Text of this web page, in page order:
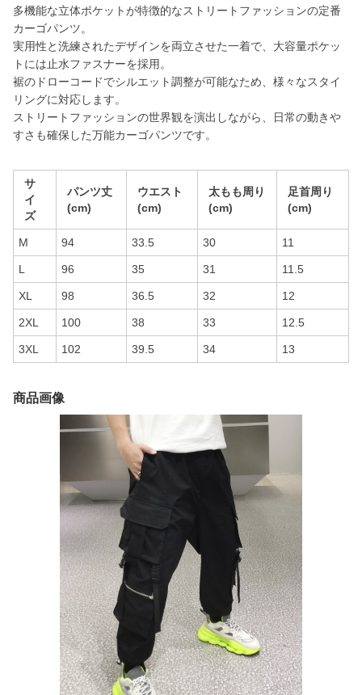
多機能な立体ポケットが特徴的なストリートファッションの定番
カーゴパンツ。
実用性と洗練されたデザインを両立させた一着で、大容量ポケッ
トには止水ファスナーを採用。
裾のドローコードでシルエット調整が可能なため、様々なスタイ
リングに対応します。
ストリートファッションの世界観を演出しながら、日常の動きや
すさも確保した万能カーゴパンツです。
サ
イ
ズ
パンツ丈
(cm)
ウエスト
(cm)
太もも周り
(cm)
足首周り
(cm)
M 94 33.5 30 11
L 96 35 31 11.5
XL 98 36.5 32 12
2XL 100 38 33 12.5
3XL 102 39.5 34 13
商品画像